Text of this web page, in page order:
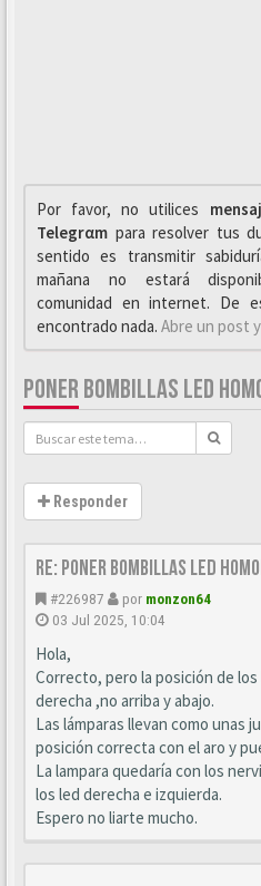
Por favor, no utilices
Telegrαm para resolver tus
sentido es transmitir
mañana no estará
comunidad en internet. De
encontrado nada. Abre un post
PONER BOMBILLAS LED
Responder
Re: Poner bombillas led
#226987 por monzon64
03 Jul 2025, 10:04
Hola,
Correcto, pero la posición de
derecha ,no arriba y abajo.
Las lámparas llevan como unas
posición correcta con el aro y
La lampara quedaría con los
los led derecha e izquierda.
Espero no liarte mucho.